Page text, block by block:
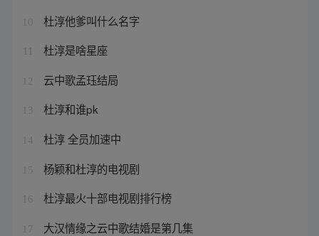
10 杜淳他爹叫什么名字
杜淳是啥星座
12 云中歌孟珏结局
13 杜淳和谁pk
14 杜淳 全员加速中
15 杨颖和杜淳的电视剧
16 杜淳最火十部电视剧排行榜
17 大汉情缘之云中歌结婚是第几集